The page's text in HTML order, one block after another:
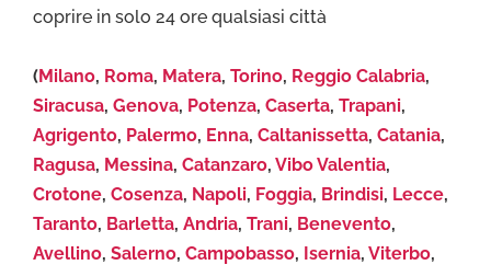
coprire in solo 24 ore qualsiasi città
(Milano, Roma, Matera, Torino, Reggio Calabria,
Siracusa, Genova, Potenza, Caserta, Trapani,
Agrigento, Palermo, Enna, Caltanissetta, Catania,
Ragusa, Messina, Catanzaro, Vibo Valentia,
Crotone, Cosenza, Napoli, Foggia, Brindisi, Lecce,
Taranto, Barletta, Andria, Trani, Benevento,
Avellino, Salerno, Campobasso, Isernia, Viterbo,